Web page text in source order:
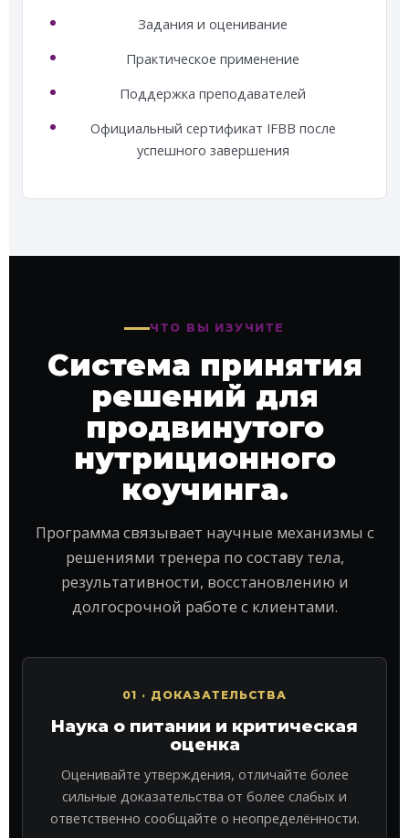
Задания и оценивание
Практическое применение
Поддержка преподавателей
Официальный сертификат IFBB после
успешного завершения
ЧТО ВЫ ИЗУЧИТЕ
Система принятия
решений для
продвинутого
нутриционного
коучинга.
Программа связывает научные механизмы с
решениями тренера по составу тела,
результативности, восстановлению и
долгосрочной работе с клиентами.
01 · ДОКАЗАТЕЛЬСТВА
Наука о питании и критическая
оценка
Оценивайте утверждения, отличайте более
сильные доказательства от более слабых и
ответственно сообщайте о неопределённости.